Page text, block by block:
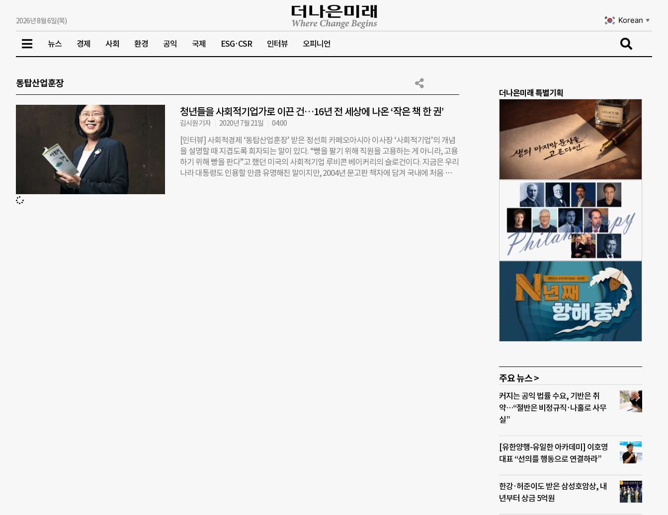
2026년 8월 6일(목) Korean ▼
뉴스 경제 사회 환경 공익 국제 ESG·CSR 인터뷰 오피니언
동탑산업훈장
청년들을 사회적기업가로 이끈 건…16년 전 세상에 나온 ‘작은 책 한 권’
김시원 기자 2020년 7월 21일 04:00
[인터뷰] 사회적경제 ‘동탑산업훈장’ 받은 정선희 카페오아시아 이사장 ‘사회적기업’의 개념
을 설명할 때 지겹도록 회자되는 말이 있다. “빵을 팔기 위해 직원을 고용하는 게 아니라, 고용
하기 위해 빵을 판다”고 했던 미국의 사회적기업 루비콘 베이커리의 슬로건이다. 지금은 우리
나라 대통령도 인용할 만큼 유명해진 말이지만, 2004년 문고판 책자에 담겨 국내에 처음 소개
더나은미래 특별기획
주요 뉴스 >
커지는 공익 법률 수요, 기반은 취
약…“절반은 비정규직·나홀로 사무
실”
[유한양행-유일한 아카데미] 이호영
대표 “선의를 행동으로 연결하라”
한강·허준이도 받은 삼성호암상, 내
년부터 상금 5억원